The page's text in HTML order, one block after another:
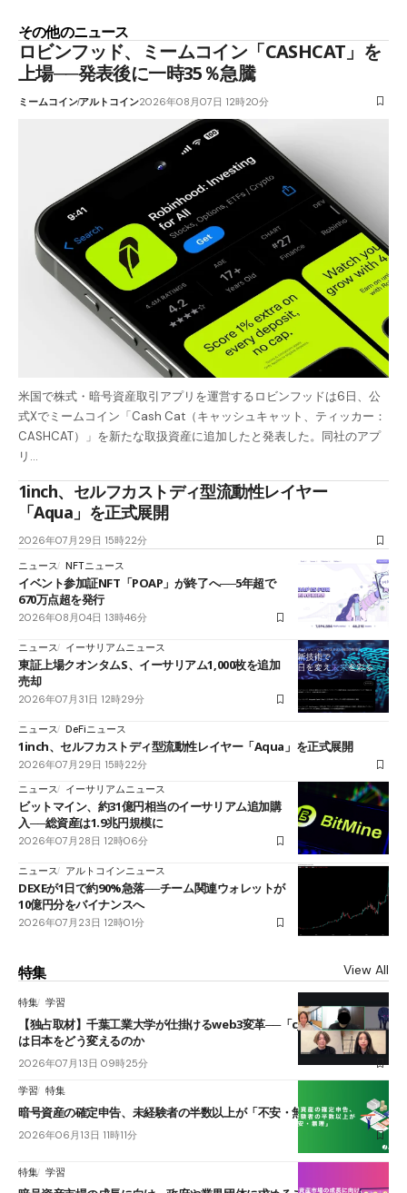
その他のニュース
ロビンフッド、ミームコイン「CASHCAT」を
上場──発表後に一時35％急騰
ミームコインアルトコイン2026年08月07日 12時20分
米国で株式・暗号資産取引アプリを運営するロビンフッドは6日、公
式Xでミームコイン「Cash Cat（キャッシュキャット、ティッカー：
CASHCAT）」を新たな取扱資産に追加したと発表した。同社のアプ
リ…
1inch、セルフカストディ型流動性レイヤー
「Aqua」を正式展開
2026年07月29日 15時22分
ニュース NFTニュース
イベント参加証NFT「POAP」が終了へ──5年超で
670万点超を発行
2026年08月04日 13時46分
ニュース イーサリアムニュース
東証上場クオンタムS、イーサリアム1,000枚を追加
売却
2026年07月31日 12時29分
ニュース DeFiニュース
1inch、セルフカストディ型流動性レイヤー「Aqua」を正式展開
2026年07月29日 15時22分
ニュース
イーサリアムニュース
ビットマイン、約31億円相当のイーサリアム追加購
入──総資産は1.9兆円規模に
2026年07月28日 12時06分
ニュース アルトコインニュース
DEXEが1日で約90%急落──チーム関連ウォレットが
10億円分をバイナンスへ
2026年07月23日 12時01分
特集 View All
特集 学習
【独占取材】千葉工業大学が仕掛けるweb3変革──「cJPY」とAIの融合
は日本をどう変えるのか
2026年07月13日 09時25分
学習 特集
暗号資産の確定申告、未経験者の半数以上が「不安・無理」
2026年06月13日 11時11分
特集 学習